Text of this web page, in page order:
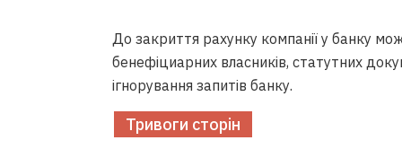
До закриття рахунку компанії у банку
бенефіциарних власників, статутних
ігнорування запитів банку.
Тривоги сторін